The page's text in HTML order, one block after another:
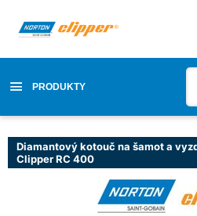
PRODUKTY
Diamantový kotouč na šamot a
Clipper RC 400